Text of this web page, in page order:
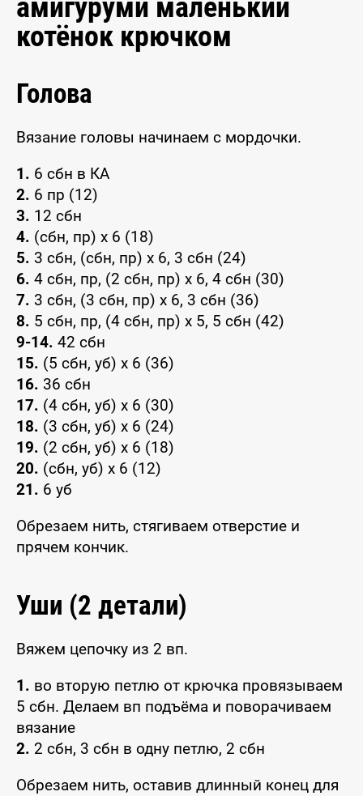
амигуруми маленький
котёнок крючком
Голова
Вязание головы начинаем с мордочки.
1. 6 сбн в КА
2. 6 пр (12)
3. 12 сбн
4. (сбн, пр) x 6 (18)
5. 3 сбн, (сбн, пр) x 6, 3 сбн (24)
6. 4 сбн, пр, (2 сбн, пр) x 6, 4 сбн (30)
7. 3 сбн, (3 сбн, пр) x 6, 3 сбн (36)
8. 5 сбн, пр, (4 сбн, пр) x 5, 5 сбн (42)
9-14. 42 сбн
15. (5 сбн, уб) x 6 (36)
16. 36 сбн
17. (4 сбн, уб) x 6 (30)
18. (3 сбн, уб) x 6 (24)
19. (2 сбн, уб) x 6 (18)
20. (сбн, уб) x 6 (12)
21. 6 уб
Обрезаем нить, стягиваем отверстие и
прячем кончик.
Уши (2 детали)
Вяжем цепочку из 2 вп.
1. во вторую петлю от крючка провязываем
5 сбн. Делаем вп подъёма и поворачиваем
вязание
2. 2 сбн, 3 сбн в одну петлю, 2 сбн
Обрезаем нить, оставив длинный конец для